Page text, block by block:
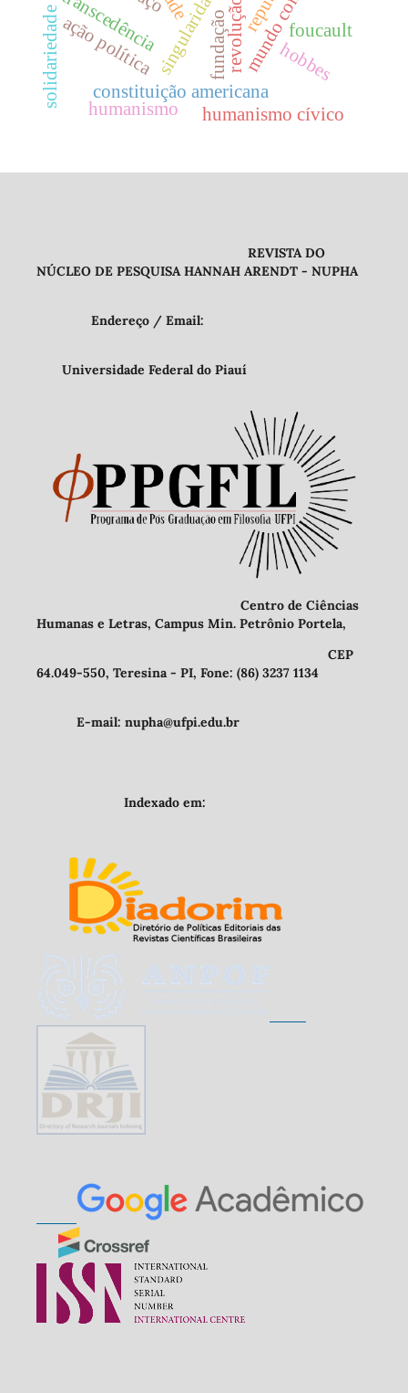
fundação
singularidade
constituição americana
revolução
transcedência
ação política
solidariedade foucault
humanismo cívico
hobbes
humanismo
REVISTA DO
NÚCLEO DE PESQUISA HANNAH ARENDT - NUPHA
Endereço / Email:
Universidade Federal do Piauí
Centro de Ciências
Humanas e Letras, Campus Min. Petrônio Portela,
CEP
64.049-550, Teresina - PI, Fone: (86) 3237 1134
E-mail: nupha@ufpi.edu.br
Indexado em: